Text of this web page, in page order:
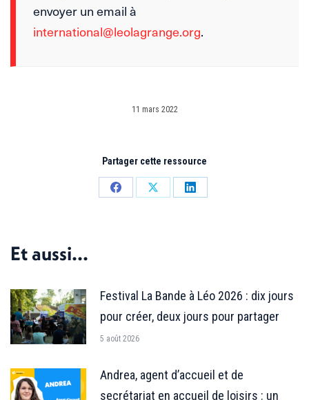
envoyer un email à
international@leolagrange.org.
11 mars 2022
Partager cette ressource
PartagerPartagerPartager
Et aussi...
Festival La Bande à Léo 2026 : dix jours
pour créer, deux jours pour partager
5 août 2026
Andrea, agent d’accueil et de
secrétariat en accueil de loisirs : un